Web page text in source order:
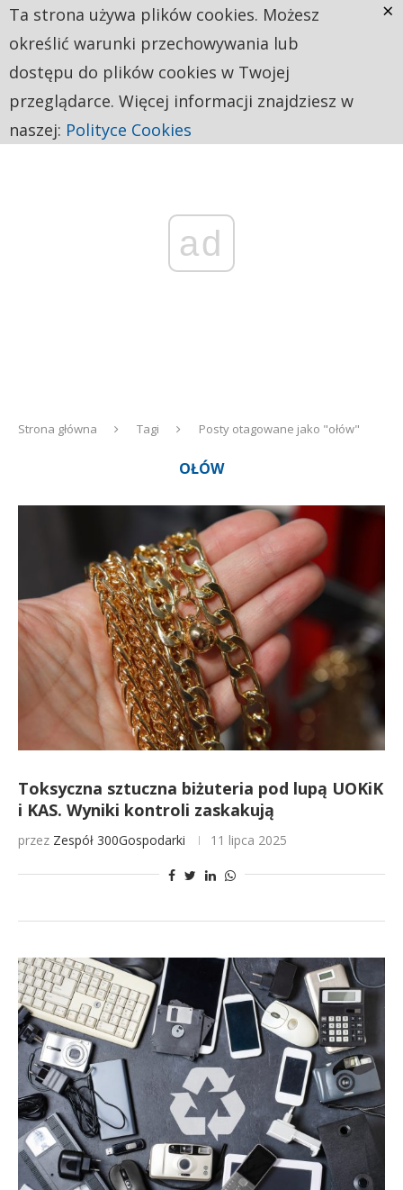
ad
Strona główna Tagi Posty otagowane jako "ołów"
OŁÓW
Toksyczna sztuczna biżuteria pod lupą UOKiK
i KAS. Wyniki kontroli zaskakują
przez Zespół 300Gospodarki 11 lipca 2025
Ta strona używa plików cookies. Możesz
określić warunki przechowywania lub
dostępu do plików cookies w Twojej
przeglądarce. Więcej informacji znajdziesz w
naszej: Polityce Cookies
×